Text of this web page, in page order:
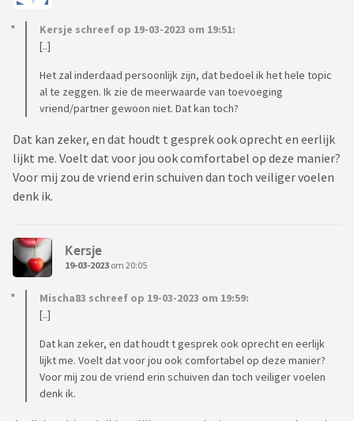
Kersje schreef op 19-03-2023 om 19:51:
[..]
Het zal inderdaad persoonlijk zijn, dat bedoel ik het hele topic
al te zeggen. Ik zie de meerwaarde van toevoeging
vriend/partner gewoon niet. Dat kan toch?
Dat kan zeker, en dat houdt t gesprek ook oprecht en eerlijk
lijkt me. Voelt dat voor jou ook comfortabel op deze manier?
Voor mij zou de vriend erin schuiven dan toch veiliger voelen
denk ik.
Kersje
19-03-2023 om 20:05
Mischa83 schreef op 19-03-2023 om 19:59:
[..]
Dat kan zeker, en dat houdt t gesprek ook oprecht en eerlijk
lijkt me. Voelt dat voor jou ook comfortabel op deze manier?
Voor mij zou de vriend erin schuiven dan toch veiliger voelen
denk ik.